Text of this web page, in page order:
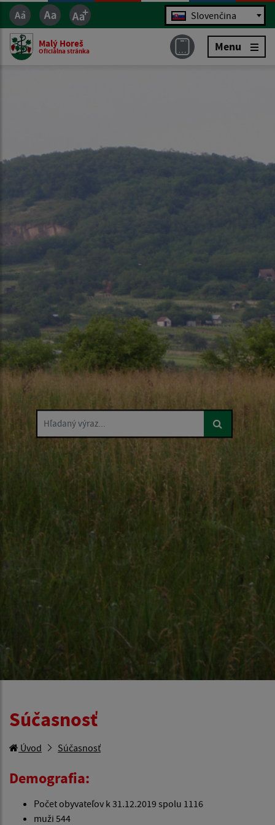
Jazyk Slovenčina
Malý Horeš
Oficiálna stránka Menu
Hľadaný výraz...
Súčasnosť
Úvod Súčasnosť
Demografia:
Počet obyvateľov k 31.12.2019 spolu 1116
muži 544